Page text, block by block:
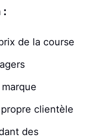
:
de la course
clientèle
des